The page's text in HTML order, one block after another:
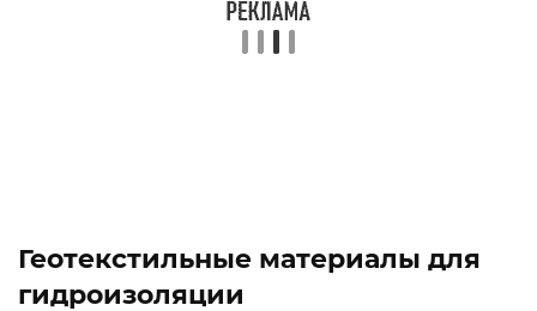
Геотекстильные материалы для
гидроизоляции